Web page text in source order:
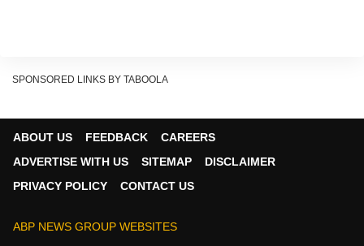
साई पल्लवी का जन्म 9 मई, 1992 को तमिलनाडु के कोयंबटूर में
SPONSORED LINKS BY TABOOLA
ABOUT US FEEDBACK
CAREERS
ADVERTISE WITH US
SITEMAP
DISCLAIMER
PRIVACY POLICY
CONTACT US
ABP NEWS GROUP WEBSITES